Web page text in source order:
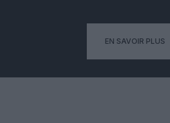
EN SAVOIR PLUS